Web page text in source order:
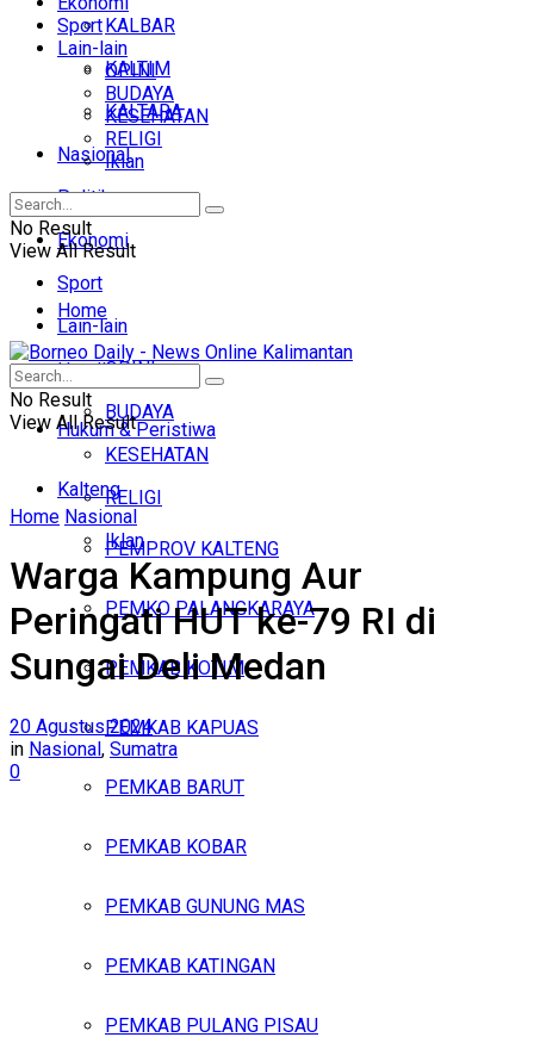
KALBAR
KALTIM
KALTARA
Nasional
Politik
Ekonomi
Sport
Lain-lain
OPINI
BUDAYA
KESEHATAN
RELIGI
Iklan
Sabtu, Agustus 8, 2026
Sport
Lain-lain
OPINI
BUDAYA
KESEHATAN
RELIGI
Iklan
No Result
View All Result
Home
Headline
Hukum & Peristiwa
Kalteng
PEMPROV KALTENG
PEMKO PALANGKARAYA
PEMKAB KOTIM
PEMKAB KAPUAS
PEMKAB BARUT
PEMKAB KOBAR
PEMKAB GUNUNG MAS
PEMKAB KATINGAN
PEMKAB PULANG PISAU
No Result
View All Result
Home Nasional
Warga Kampung Aur
Peringati HUT ke-79 RI di
Sungai Deli Medan
20 Agustus 2024
in Nasional, Sumatra
0